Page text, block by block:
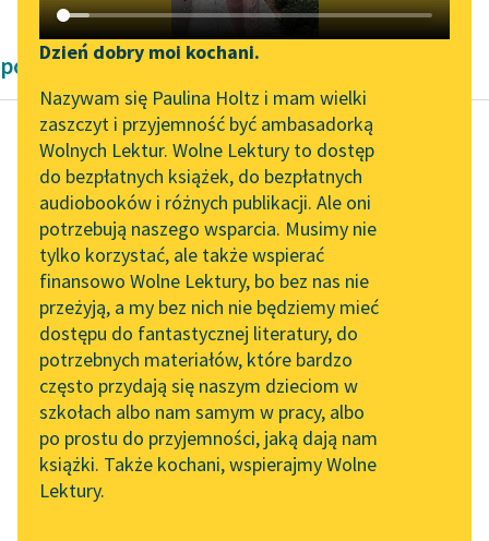
Katalog DAISY
Podkasty o książkach
Zgłoś brak utworu
Aktualności
„Prokurator Alicja Horn”
do słuchania
Byliśmy częścią AI Impact
Lab
Zapraszamy na spotkanie
online z tłumaczkami
literatury skandynawskiej
Spotkanie z Katarzyną
Tunkiel w Oslo
102. lata temu zmarł
Joseph Conrad
Narzędzia
Mapa Wolnych Lektur
Leśmianator
Przewodnik dla piszących i
czytających
API
OAI-PMH
Widget Wolnych Lektur
Przypisy
Dzień dobry moi kochani.
Nazywam się Paulina Holtz i mam wielki
zaszczyt i przyjemność być ambasadorką
Wolnych Lektur. Wolne Lektury to dostęp
do bezpłatnych książek, do bezpłatnych
audiobooków i różnych publikacji. Ale oni
potrzebują naszego wsparcia. Musimy nie
tylko korzystać, ale także wspierać
finansowo Wolne Lektury, bo bez nas nie
przeżyją, a my bez nich nie będziemy mieć
dostępu do fantastycznej literatury, do
potrzebnych materiałów, które bardzo
często przydają się naszym dzieciom w
szkołach albo nam samym w pracy, albo
po prostu do przyjemności, jaką dają nam
książki. Także kochani, wspierajmy Wolne
Lektury.
powieści historyczne Bolesław Prus
Bolesław Prus
Faraon, tom
pierwszy
Już dziś rozumiesz,
jakich cierpień staje się
źródłem brak
pieniędzy. Człowiek
potrzebujący pieniędzy
nie ma...